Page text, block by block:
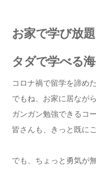
お家で学び放題
タダで学べる
コロナ禍で留学を諦め
でもね、お家に居なが
ガンガン勉強できるコ
皆さんも、きっと既に
でも、ちょっと勇気が